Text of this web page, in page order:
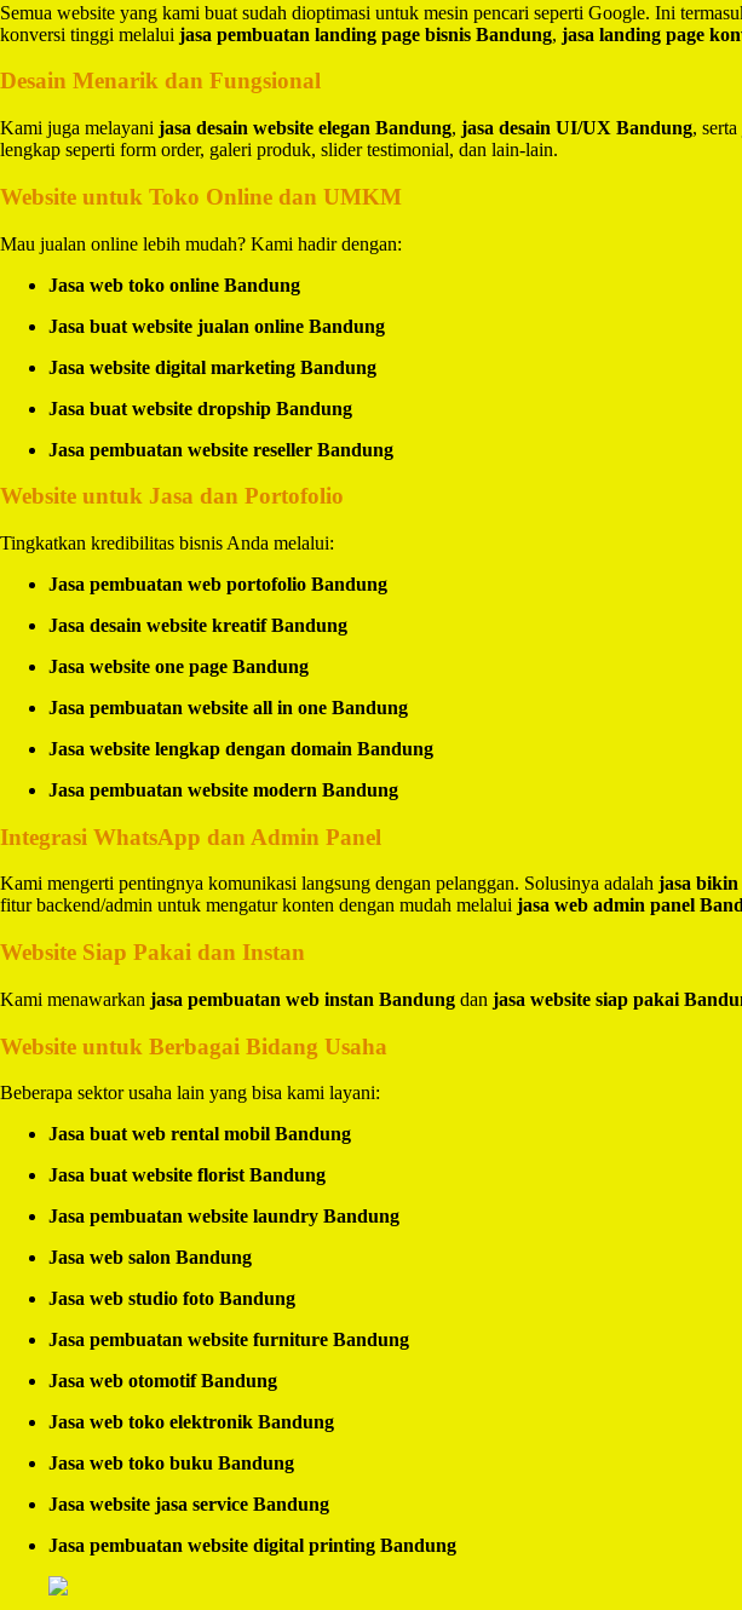
Semua website yang kami buat sudah dioptimasi untuk mesin pencari seperti Google. Ini
konversi tinggi melalui jasa pembuatan landing page bisnis Bandung, jasa landing page
Desain Menarik dan Fungsional
Kami juga melayani jasa desain website elegan Bandung, jasa desain UI/UX Bandung, serta
lengkap seperti form order, galeri produk, slider testimonial, dan lain-lain.
Website untuk Toko Online dan UMKM
Mau jualan online lebih mudah? Kami hadir dengan:
Jasa web toko online Bandung
Jasa buat website jualan online Bandung
Jasa website digital marketing Bandung
Jasa buat website dropship Bandung
Jasa pembuatan website reseller Bandung
Website untuk Jasa dan Portofolio
Tingkatkan kredibilitas bisnis Anda melalui:
Jasa pembuatan web portofolio Bandung
Jasa desain website kreatif Bandung
Jasa website one page Bandung
Jasa pembuatan website all in one Bandung
Jasa website lengkap dengan domain Bandung
Jasa pembuatan website modern Bandung
Integrasi WhatsApp dan Admin Panel
Kami mengerti pentingnya komunikasi langsung dengan pelanggan. Solusinya adalah jasa bikin
fitur backend/admin untuk mengatur konten dengan mudah melalui jasa web admin panel
Website Siap Pakai dan Instan
Kami menawarkan jasa pembuatan web instan Bandung dan jasa website siap pakai
Website untuk Berbagai Bidang Usaha
Beberapa sektor usaha lain yang bisa kami layani:
Jasa buat web rental mobil Bandung
Jasa buat website florist Bandung
Jasa pembuatan website laundry Bandung
Jasa web salon Bandung
Jasa web studio foto Bandung
Jasa pembuatan website furniture Bandung
Jasa web otomotif Bandung
Jasa web toko elektronik Bandung
Jasa web toko buku Bandung
Jasa website jasa service Bandung
Jasa pembuatan website digital printing Bandung